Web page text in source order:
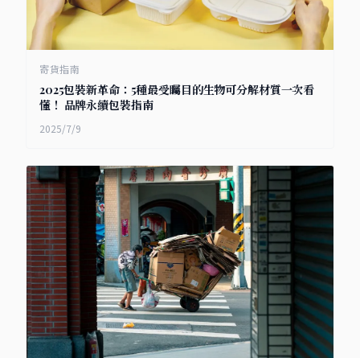
寄貨指南
2025包裝新革命：5種最受矚目的生物可分解材質一次看
懂！ 品牌永續包裝指南
2025/7/9